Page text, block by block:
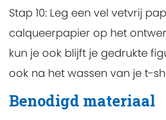
Stap 10: Leg een vel vetvrij
calqueerpapier op het
kun je ook blijft je gedrukte
ook na het wassen van je t-
Benodigd materiaal